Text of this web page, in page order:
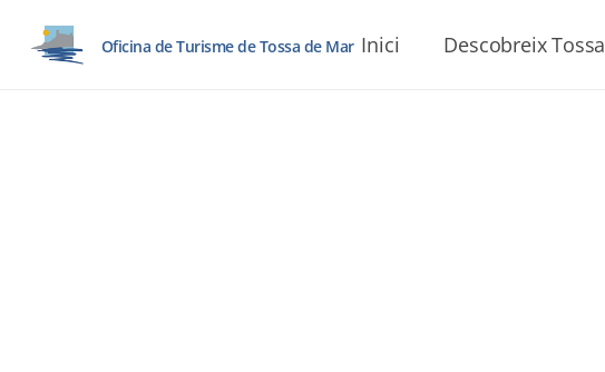
Oficina de Turisme de Tossa de Mar Inici Descobreix Tossa